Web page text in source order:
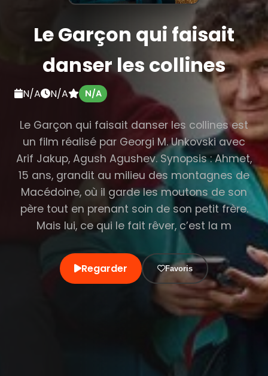
Le Garçon qui faisait
danser les collines
N/A N/A N/A
Le Garçon qui faisait danser les collines est
un film réalisé par Georgi M. Unkovski avec
Arif Jakup, Agush Agushev. Synopsis : Ahmet,
15 ans, grandit au milieu des montagnes de
Macédoine, où il garde les moutons de son
père tout en prenant soin de son petit frère.
Mais lui, ce qui le fait rêver, c’est la m
Regarder Favoris